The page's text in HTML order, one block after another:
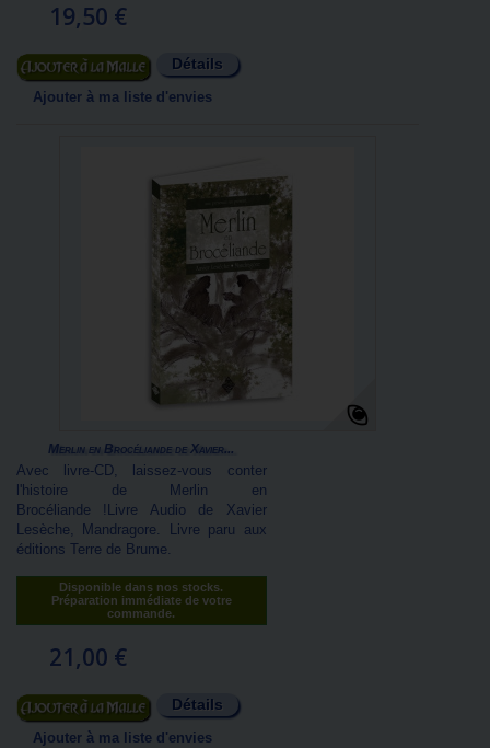
19,50 €
Ajouter au panier Détails
Ajouter à ma liste d'envies
Merlin en Brocéliande de Xavier...
Avec livre-CD, laissez-vous conter
l'histoire de Merlin en
Brocéliande !Livre Audio de Xavier
Lesèche, Mandragore. Livre paru aux
éditions Terre de Brume.
Disponible dans nos stocks.
Préparation immédiate de votre
commande.
21,00 €
Ajouter au panier Détails
Ajouter à ma liste d'envies